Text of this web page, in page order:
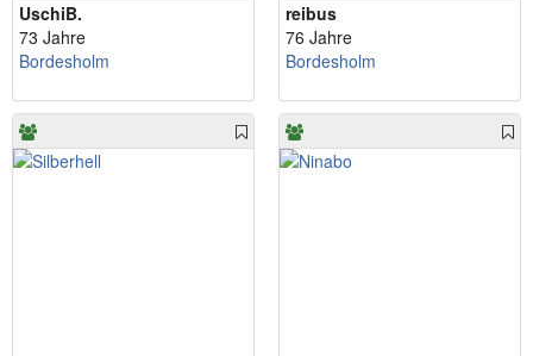
UschiB.
73 Jahre
Bordesholm
reibus
76 Jahre
Bordesholm